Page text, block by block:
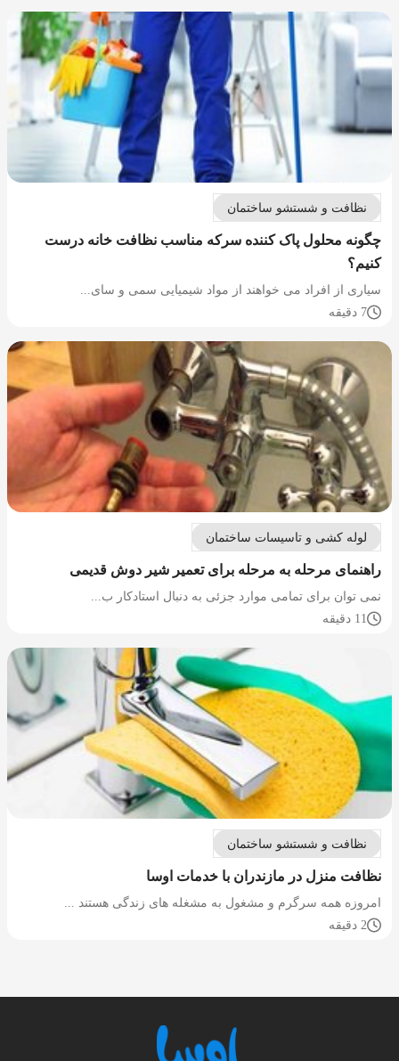
نظافت و شستشو ساختمان
چگونه محلول پاک کننده سرکه مناسب نظافت خانه درست
کنیم؟
سیاری از افراد می خواهند از مواد شیمیایی سمی و سای...
7 دقیقه
لوله کشی و تاسیسات ساختمان
راهنمای مرحله به مرحله برای تعمیر شیر دوش قدیمی
نمی توان برای تمامی موارد جزئی به دنبال استادکار ب...
11 دقیقه
نظافت و شستشو ساختمان
نظافت منزل در مازندران با خدمات اوسا
امروزه همه سرگرم و مشغول به مشغله های زندگی هستند ...
2 دقیقه